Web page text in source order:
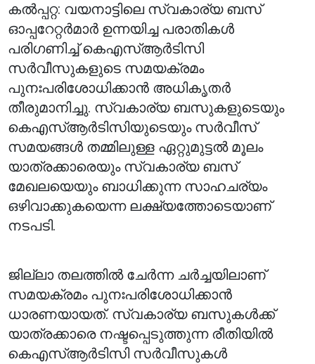
കൽപ്പറ്റ: വയനാട്ടിലെ സ്വകാര്യ ബസ്
ഓപ്പറേറ്റർമാർ ഉന്നയിച്ച പരാതികൾ
പരിഗണിച്ച് കെഎസ്ആർടിസി
സർവീസുകളുടെ സമയക്രമം
പുനഃപരിശോധിക്കാൻ അധികൃതർ
തീരുമാനിച്ചു. സ്വകാര്യ ബസുകളുടെയും
കെഎസ്ആർടിസിയുടെയും സർവീസ്
സമയങ്ങൾ തമ്മിലുള്ള ഏറ്റുമുട്ടൽ മൂലം
യാത്രക്കാരെയും സ്വകാര്യ ബസ്
മേഖലയെയും ബാധിക്കുന്ന സാഹചര്യം
ഒഴിവാക്കുകയെന്ന ലക്ഷ്യത്തോടെയാണ്
നടപടി.
ജില്ലാ തലത്തിൽ ചേർന്ന ചർച്ചയിലാണ്
സമയക്രമം പുനഃപരിശോധിക്കാൻ
ധാരണയായത്. സ്വകാര്യ ബസുകൾക്ക്
യാത്രക്കാരെ നഷ്ടപ്പെടുത്തുന്ന രീതിയിൽ
കെഎസ്ആർടിസി സർവീസുകൾ